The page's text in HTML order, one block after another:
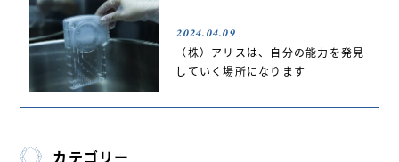
2024.04.09
（株）アリスは、自分の能力を発見
していく場所になります
カテゴリー